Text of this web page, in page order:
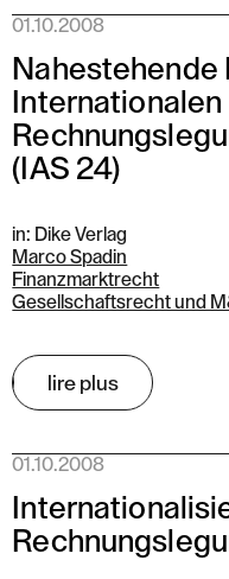
01.10.2008
Nahestehende
Internationalen
(IAS 24)
in: Dike Verlag
Marco Spadin
Finanzmarktrecht
Gesellschaftsrecht und
lire plus
01.10.2008